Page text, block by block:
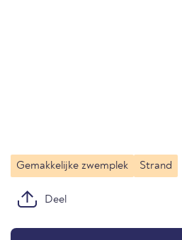
Gemakkelijke zwemplek Strand
Deel